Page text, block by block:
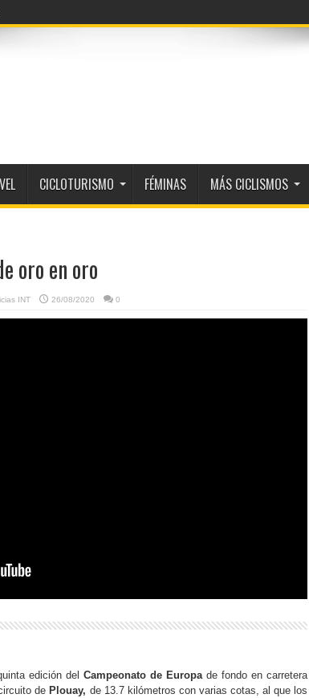
CICLOTURISMO FÉMINAS MÁS CICLISMOS
oro en oro
INT 26/08/2020 0
edición del Campeonato de Europade fondo en carretera
de Plouay, de 13.7 kilómetros con varias cotas, al que los